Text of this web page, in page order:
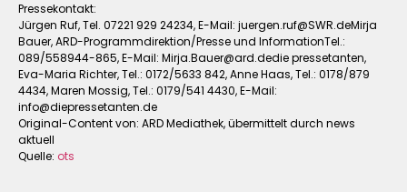
Pressekontakt:
Jürgen Ruf, Tel. 07221 929 24234, E-Mail: juergen.ruf@SWR.deMirja
Bauer, ARD-Programmdirektion/Presse und InformationTel.:
089/558944-865, E-Mail: Mirja.Bauer@ard.dediepressetanten,
Eva-Maria Richter, Tel.: 0172/5633 842, Anne Haas, Tel.: 0178/879
4434, Maren Mossig, Tel.: 0179/541 4430, E-Mail:
info@diepressetanten.de
Original-Content von: ARD Mediathek, übermittelt durch news
aktuell
Quelle: ots